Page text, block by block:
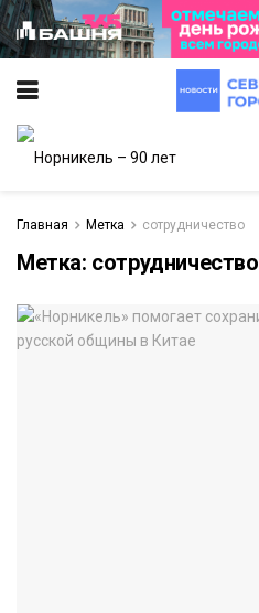
Главная Метка сотрудничество
Метка: сотрудничество